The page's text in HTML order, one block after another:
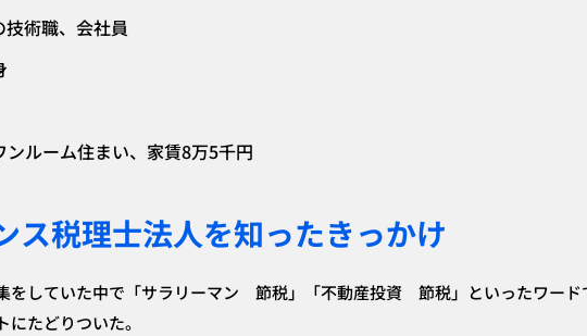
術職、会社員
ンルーム住まい、家賃8万5千円
ス税理士法人を知ったきっかけ
をしていた中で「サラリーマン 節税」「不動産投資 節税」といったワード
たどりついた。